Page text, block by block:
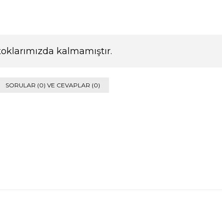
kalmamıştır.
SORULAR (0) VE CEVAPLAR (0)